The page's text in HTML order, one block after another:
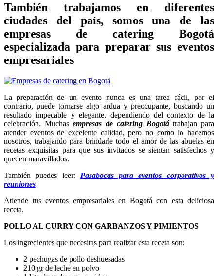
También trabajamos en diferentes
ciudades del país, somos una de las
empresas de catering Bogotá
especializada para preparar sus eventos
empresariales
La preparación de un evento nunca es una tarea fácil, por el
contrario, puede tornarse algo ardua y preocupante, buscando un
resultado impecable y elegante, dependiendo del contexto de la
celebración. Muchasempresas de catering Bogotátrabajan para
atender eventos de excelente calidad, pero no como lo hacemos
nosotros, trabajando para brindarle todo el amor de las abuelas en
recetas exquisitas para que sus invitados se sientan satisfechos y
queden maravillados.
También puedes leer: Pasabocas para eventos corporativos y
reuniones
Atiende tus eventos empresariales en Bogotá con esta deliciosa
receta.
POLLO AL CURRY CON GARBANZOS Y PIMIENTOS
Los ingredientes que necesitas para realizar esta receta son:
2 pechugas de pollo deshuesadas
210 gr de leche en polvo